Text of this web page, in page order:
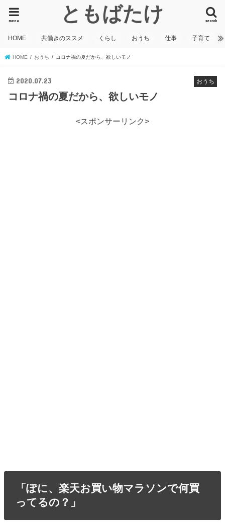
ともばたけ search
menu
HOME 共働きのススメ くらし おうち 仕事 子育て
HOME おうち コロナ禍の夏だから、欲しいモノ
おうち
2020.07.23
コロナ禍の夏だから、欲しいモノ
<スポンサーリンク>
「ぽに、楽天お買い物マラソンで何買
ってるの？」